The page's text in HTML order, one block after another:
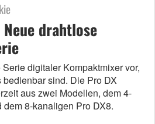
drahtlose
digitaler Kompaktmixer vor,
sind. Die Pro DX
aus zwei Modellen, dem 4-
8-kanaligen Pro DX8.